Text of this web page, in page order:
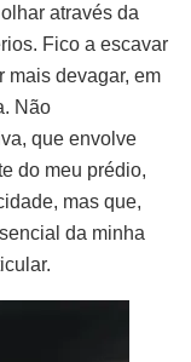
através da
Fico a escavar
mais devagar, em
Não
que envolve
do meu prédio,
mas que,
da minha